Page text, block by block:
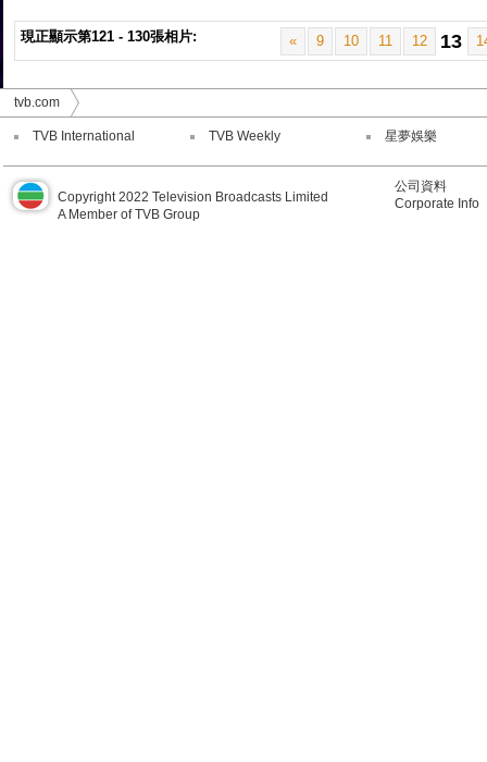
現正顯示第121 - 130張相片: « 9 10 11 12 13
tvb.com
TVB International TVB Weekly 星夢娛樂
Copyright 2022 Television Broadcasts Limited
A Member of TVB Group
公司資料
Corporate Info